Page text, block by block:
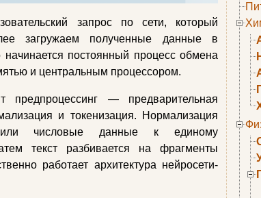
запрос по сети, который
загружаем полученные данные в
постоянный процесс обмена
и центральным процессором.
— предварительная
и токенизация. Нормализация
или числовые данные к единому
текст разбивается на фрагменты
работает архитектура нейросети-